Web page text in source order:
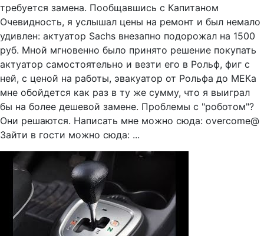
требуется замена. Пообщавшись с Капитаном
Очевидность, я услышал цены на ремонт и был немало
удивлен: актуатор Sachs внезапно подорожал на 1500
руб. Мной мгновенно было принято решение покупать
актуатор самостоятельно и везти его в Рольф, фиг с
ней, с ценой на работы, эвакуатор от Рольфа до МЕКа
мне обойдется как раз в ту же сумму, что я выиграл
бы на более дешевой замене. Проблемы с "роботом"?
Они решаются. Написать мне можно сюда: overcome@
Зайти в гости можно сюда: ...